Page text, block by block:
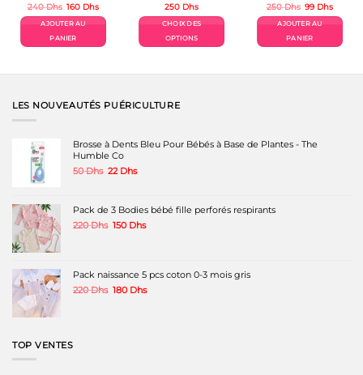
240Dhs Le
initial
était :
240 Dhs.
160 DhsLe
actuel
AJOUTER AU
PANIER
250 Dhs
CHOIX DES
OPTIONS
a
être
du
250Dhs Le
initial
était :
250 Dhs.
99 DhsLe
actuel
AJOUTER AU
PANIER
LES NOUVEAUTÉS PUÉRICULTURE
Brosse à Dents Bleu Pour Bébés à Base de Plantes - The
Humble Co
50Dhs Le
50 Dhs.
22 DhsLe
est :
22 Dhs.
Pack de 3 Bodies bébé fille perforés respirants
220Dhs Le
220 Dhs.
150 DhsLe
150 Dhs.
Pack naissance 5 pcs coton 0-3 mois gris
220Dhs Le
180 DhsLe
TOP VENTES